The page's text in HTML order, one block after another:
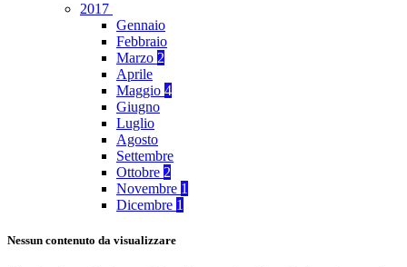
2017
Gennaio
Febbraio
Marzo 2
Aprile
Maggio 4
Giugno
Luglio
Agosto
Settembre
Ottobre 2
Novembre 1
Dicembre 1
Nessun contenuto da visualizzare